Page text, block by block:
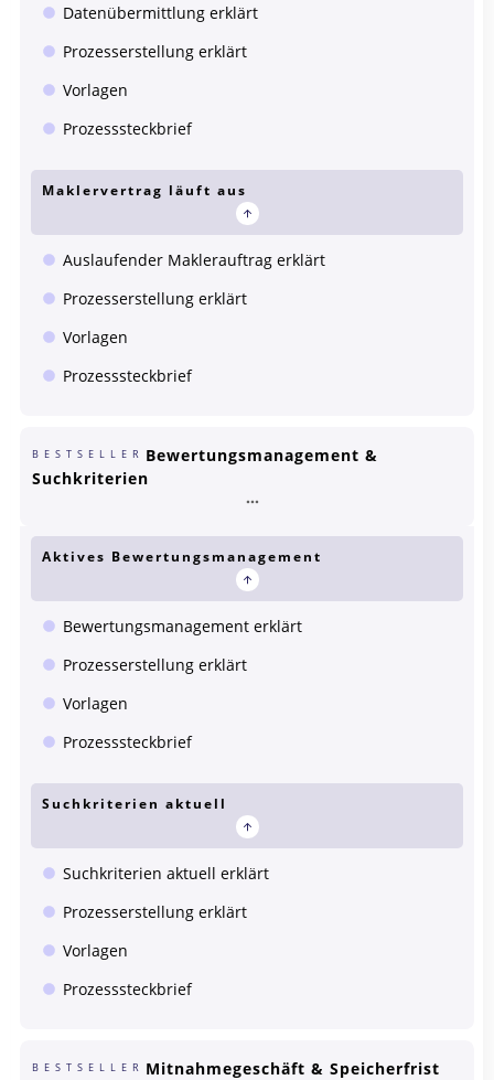
Datenübermittlung erklärt
Prozesserstellung erklärt
Vorlagen
Prozesssteckbrief
Maklervertrag läuft aus
Auslaufender Maklerauftrag erklärt
Prozesserstellung erklärt
Vorlagen
Prozesssteckbrief
BESTSELLER Bewertungsmanagement &
Suchkriterien
Aktives Bewertungsmanagement
Bewertungsmanagement erklärt
Prozesserstellung erklärt
Vorlagen
Prozesssteckbrief
Suchkriterien aktuell
Suchkriterien aktuell erklärt
Prozesserstellung erklärt
Vorlagen
Prozesssteckbrief
BESTSELLER Mitnahmegeschäft & Speicherfrist